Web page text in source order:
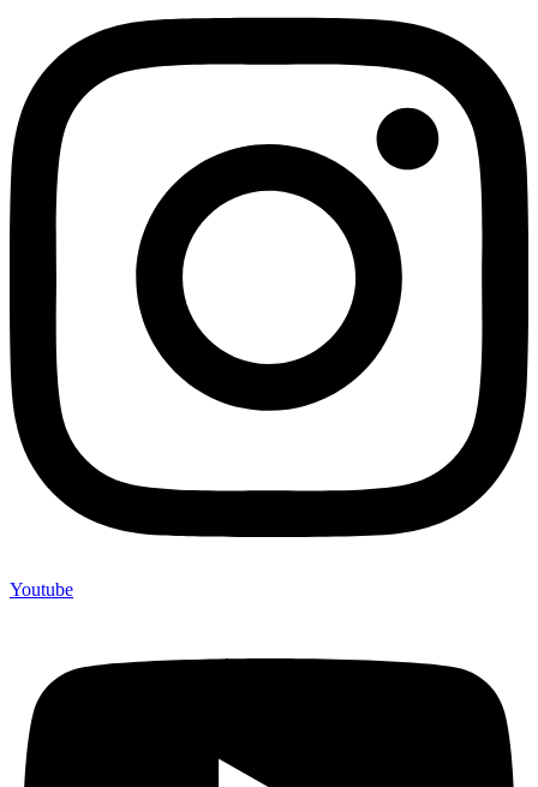
Youtube